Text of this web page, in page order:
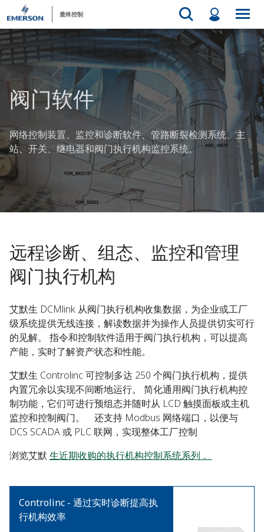
最终控制
阀门软件
网络控制装置、监控和诊断软件、管路断裂检测系统、主
站、开关、继电器和阀门执行机构监控系统。
远程诊断、组态、监控和管理
阀门执行机构
艾默生 DCMlink 从阀门执行机构收集数据，为企业或工厂
级系统提供无线连接，解读数据并为操作人员提供切实可行
的见解。 指令和控制软件适用于阀门执行机构，可以提高
产能，实时了解资产状态和性能。
艾默生 Controlinc 可控制多达 250 个阀门执行机构，提供
内置冗余以实现不间断地运行。 简化通用阀门执行机构控
制功能，它们可进行预组态并随时从 LCD 触摸面板或主机
监控和控制阀门。 还支持 Modbus 网络端口，以便与
DCS SCADA 或 PLC 联网，实现整体工厂控制
浏览艾默 生近期收购的执行机构控制系统系列 。
Controlinc - 通过实时诊断提高执
行机构效率